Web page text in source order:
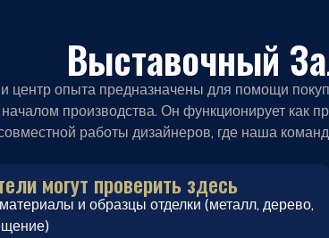
Выставочный
опыта предназначены для помощи
производства. Он функционирует как
работы дизайнеров, где наша
могут проверить здесь
и образцы отделки (металл, дерево,